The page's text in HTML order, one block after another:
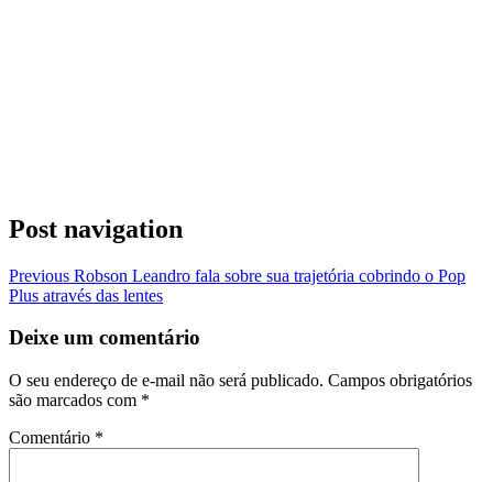
Post navigation
Previous Robson Leandro fala sobre sua trajetória cobrindo o Pop
Plus através das lentes
Deixe um comentário
O seu endereço de e-mail não será publicado. Campos obrigatórios
são marcados com *
Comentário *